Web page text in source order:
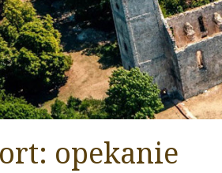
opekanie